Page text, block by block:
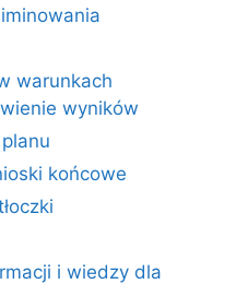
warunkach
wyników
końcowe
i wiedzy dla